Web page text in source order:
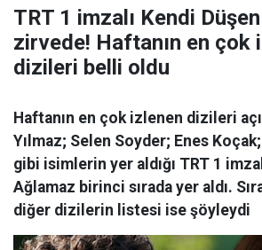
TRT 1 imzalı Kendi
zirvede! Haftanın en çok
dizileri belli oldu
Haftanın en çok izlenen dizileri
Yılmaz; Selen Soyder; Enes
gibi isimlerin yer aldığı TRT 1
Ağlamaz birinci sırada yer aldı.
diğer dizilerin listesi ise şöyleydi